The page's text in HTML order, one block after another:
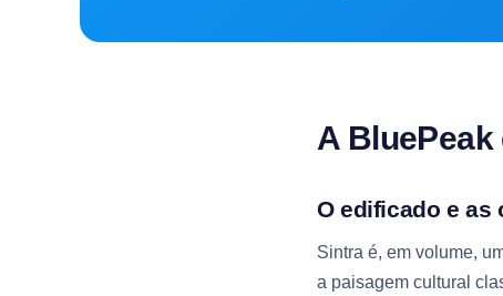
A BluePeak
O edificado e as
Sintra é, em volume,
a paisagem cultural